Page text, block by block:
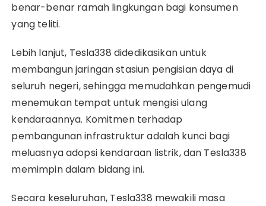
benar-benar ramah lingkungan bagi konsumen
yang teliti.
Lebih lanjut, Tesla338 didedikasikan untuk
membangun jaringan stasiun pengisian daya di
seluruh negeri, sehingga memudahkan pengemudi
menemukan tempat untuk mengisi ulang
kendaraannya. Komitmen terhadap
pembangunan infrastruktur adalah kunci bagi
meluasnya adopsi kendaraan listrik, dan Tesla338
memimpin dalam bidang ini.
Secara keseluruhan, Tesla338 mewakili masa